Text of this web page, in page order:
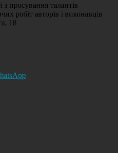
просування талантів
робіт авторів і виконавців
18